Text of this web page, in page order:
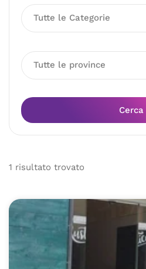
Tutte le Categorie
Tutte le province
Cerca
1 risultato trovato